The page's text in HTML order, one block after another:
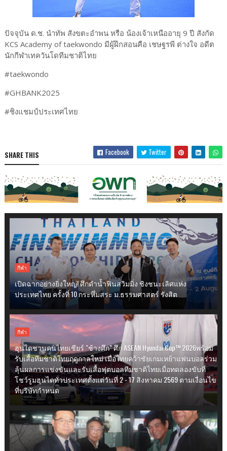
ปัจจุบัน ด.ช. นำทัพ สังขตะอำพน หรือ น้องเจ้าเหนืออายุ 9 ปี สังกัด
KCS Academy of taekwondo มีผู้ฝึกสอนคือ เชษฐรพี ต่างใจ อดีต
นักกีฬาเทควันโดทีมชาติไทย
#taekwondo
#GHBANK2025
#ชิงแชมป์ประเทศไทย
SHARE THIS Facebook Twitter
กีฬา
เปิดฉากอย่างยิ่งใหญ่! ศึกดำน้ำฟินสวิมมิ่ง ชิงชนะเลิศแห่ง
ประเทศไทย ครั้งที่ 10 กระหึ่มสระ ม.ธรรมศาสตร์ รังสิต
กีฬา
ฮุนไดชวนคนไทยเชียร์ "ช้างศึก" ศึก ASEAN Hyundai Cup™ 2026พร้อม
รับเสื้อทีมชาติไทยฤดูกาลใหม่ เมื่อไทยคว้าชัยเกมเหย้าแฟนบอลร่วม
ลุ้นผลการแข่งขันและรับเสื้อฟุตบอลทีมชาติไทยเมื่อทดลองขับที่
โชว์รูมฮุนไดทั่วประเทศตั้งแต่วันที่ 2 - 17 สิงหาคม 2569 ตามเงื่อนไข
ที่บริษัทกำหนด